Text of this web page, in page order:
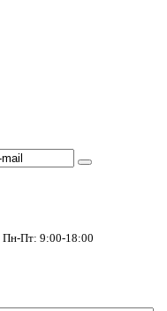
Пн-Пт: 9:00-18:00